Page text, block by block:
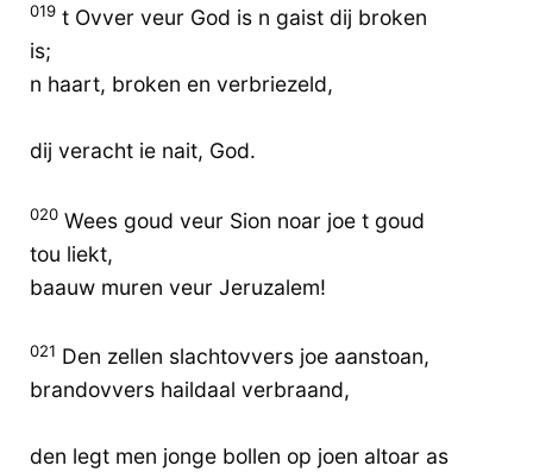
019 t Ovver veur God is n gaist dij broken
is;
n haart, broken en verbriezeld,
dij veracht ie nait, God.
020 Wees goud veur Sion noar joe t goud
tou liekt,
baauw muren veur Jeruzalem!
021 Den zellen slachtovvers joe aanstoan,
brandovvers haildaal verbraand,
den legt men jonge bollen op joen altoar as